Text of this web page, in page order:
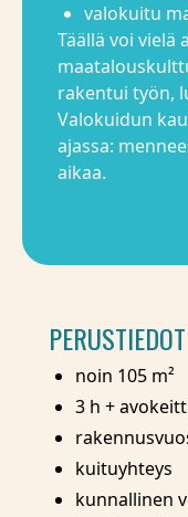
valokuitu
Täällä voi vielä
rakentui työn,
Valokuidun
ajassa:
aikaa.
PERUSTIEDOT
noin 105 m²
3 h +
kuituyhteys
kunnallinen